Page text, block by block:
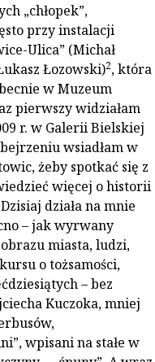
„chłopek”,
przy instalacji
Ulica” (Michał
Łozowski)2, która
w Muzeum
pierwszy widziałam
r. w Galerii Bielskiej
wsiadłam w
żeby spotkać się z
więcej o historii
działa na mnie
– jak wyrwany
miasta, ludzi,
o tożsamości,
– bez
Kuczoka, mniej
wpisani na stałe w